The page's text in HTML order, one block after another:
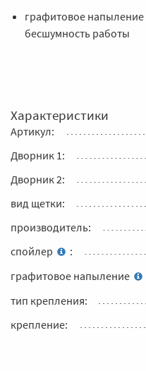
графитовое напыление
бесшумность работы
Характеристики
Артикул:
Дворник 1:
Дворник 2:
вид щетки:
производитель:
спойлер
:
графитовое напыление
тип крепления:
крепление: